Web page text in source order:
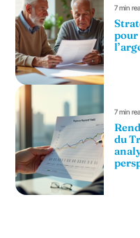
7 min
pour
7 min
du